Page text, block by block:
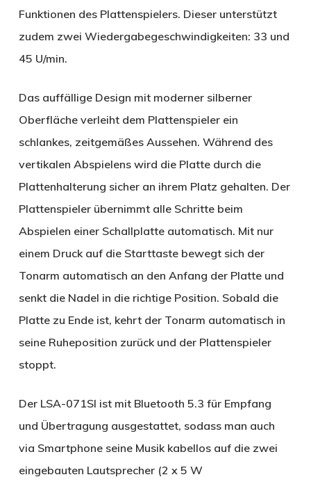
Funktionen des Plattenspielers. Dieser unterstützt
zudem zwei Wiedergabegeschwindigkeiten: 33 und
45 U/min.
Das auffällige Design mit moderner silberner
Oberfläche verleiht dem Plattenspieler ein
schlankes, zeitgemäßes Aussehen. Während des
vertikalen Abspielens wird die Platte durch die
Plattenhalterung sicher an ihrem Platz gehalten. Der
Plattenspieler übernimmt alle Schritte beim
Abspielen einer Schallplatte automatisch. Mit nur
einem Druck auf die Starttaste bewegt sich der
Tonarm automatisch an den Anfang der Platte und
senkt die Nadel in die richtige Position. Sobald die
Platte zu Ende ist, kehrt der Tonarm automatisch in
seine Ruheposition zurück und der Plattenspieler
stoppt.
Der LSA-071SI ist mit Bluetooth 5.3 für Empfang
und Übertragung ausgestattet, sodass man auch
via Smartphone seine Musik kabellos auf die zwei
eingebauten Lautsprecher (2 x 5 W